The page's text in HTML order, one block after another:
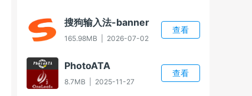
搜狗输入法-banner
165.98MB 2026-07-02
查看
PhotoATA
8.7MB 2025-11-27
查看